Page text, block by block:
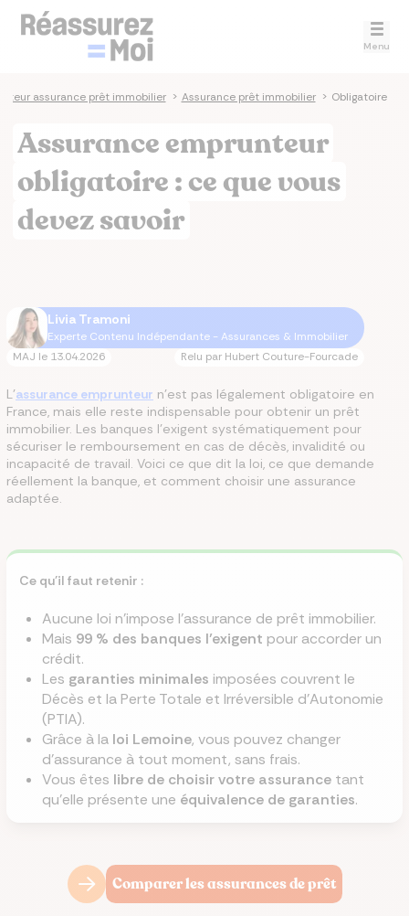
Menu
assurance prêt immobilier > Assurance prêt immobilier > Obligatoire
Assurance emprunteur
obligatoire : ce que vous
devez savoir
Livia Tramoni
Experte Contenu Indépendante - Assurances & Immobilier
MAJ le 13.04.2026 Relu par Hubert Couture-Fourcade
L’assurance emprunteur n’est pas légalement obligatoire en
France, mais elle reste indispensable pour obtenir un prêt
immobilier. Les banques l’exigent systématiquement pour
sécuriser le remboursement en cas de décès, invalidité ou
incapacité de travail. Voici ce que dit la loi, ce que demande
réellement la banque, et comment choisir une assurance
adaptée.
Ce qu'il faut retenir :
Aucune loi n’impose l’assurance de prêt immobilier.
Mais 99 % des banques l’exigent pour accorder un
crédit.
Les garanties minimales imposées couvrent le
Décès et la Perte Totale et Irréversible d’Autonomie
(PTIA).
Grâce à la loi Lemoine, vous pouvez changer
d’assurance à tout moment, sans frais.
Vous êtes libre de choisir votre assurancetant
qu’elle présente une équivalence de garanties.
Comparer les assurances de prêt